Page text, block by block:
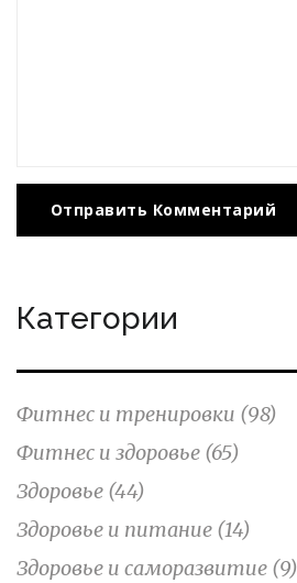
Отправить Комментарий
Категории
Фитнес и тренировки (98)
Фитнес и здоровье (65)
Здоровье (44)
Здоровье и питание (14)
Здоровье и саморазвитие (9)